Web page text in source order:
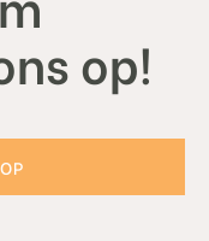
op!